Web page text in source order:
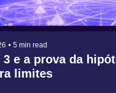
• 5 min read
e a prova da
limites